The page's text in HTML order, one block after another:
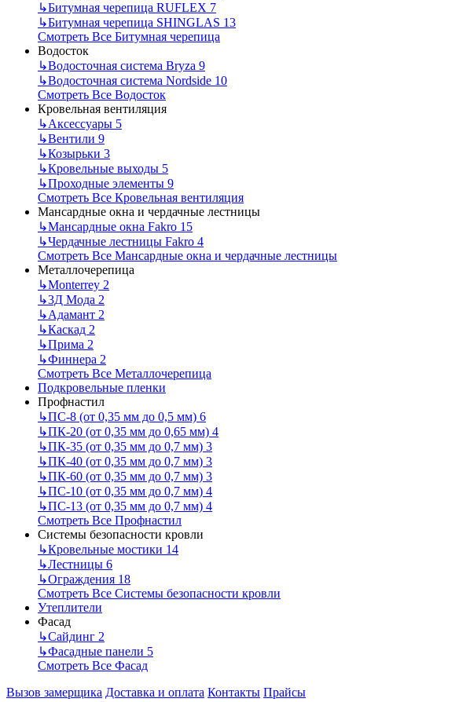
↳Битумная черепица RUFLEX 7
↳Битумная черепица SHINGLAS 13
Смотреть Все Битумная черепица
Водосток
↳Водосточная система Bryza 9
↳Водосточная система Nordside 10
Смотреть Все Водосток
Кровельная вентиляция
↳Аксессуары 5
↳Вентили 9
↳Козырьки 3
↳Кровельные выходы 5
↳Проходные элементы 9
Смотреть Все Кровельная вентиляция
Мансардные окна и чердачные лестницы
↳Мансардные окна Fakro 15
↳Чердачные лестницы Fakro 4
Смотреть Все Мансардные окна и чердачные лестницы
Металлочерепица
↳Monterrey 2
↳3Д Мода 2
↳Адамант 2
↳Каскад 2
↳Прима 2
↳Финнера 2
Смотреть Все Металлочерепица
Подкровельные пленки
Профнастил
↳ПС-8 (от 0,35 мм до 0,5 мм) 6
↳ПК-20 (от 0,35 мм до 0,65 мм) 4
↳ПК-35 (от 0,35 мм до 0,7 мм) 3
↳ПК-40 (от 0,35 мм до 0,7 мм) 3
↳ПК-60 (от 0,35 мм до 0,7 мм) 3
↳ПС-10 (от 0,35 мм до 0,7 мм) 4
↳ПС-13 (от 0,35 мм до 0,7 мм) 4
Смотреть Все Профнастил
Системы безопасности кровли
↳Кровельные мостики 14
↳Лестницы 6
↳Ограждения 18
Смотреть Все Системы безопасности кровли
Утеплители
Фасад
↳Сайдинг 2
↳Фасадные панели 5
Смотреть Все Фасад
Вызов замерщика Доставка и оплата Контакты Прайсы